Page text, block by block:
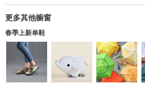
更多其他櫥窗
春季上新单鞋